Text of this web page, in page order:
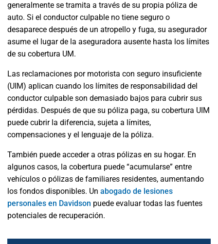
generalmente se tramita a través de su propia póliza de
auto. Si el conductor culpable no tiene seguro o
desaparece después de un atropello y fuga, su asegurador
asume el lugar de la aseguradora ausente hasta los límites
de su cobertura UM.
Las reclamaciones por motorista con seguro insuficiente
(UIM) aplican cuando los límites de responsabilidad del
conductor culpable son demasiado bajos para cubrir sus
pérdidas. Después de que su póliza paga, su cobertura UIM
puede cubrir la diferencia, sujeta a límites,
compensaciones y el lenguaje de la póliza.
También puede acceder a otras pólizas en su hogar. En
algunos casos, la cobertura puede “acumularse” entre
vehículos o pólizas de familiares residentes, aumentando
los fondos disponibles. Un abogado de lesiones
personales en Davidson puede evaluar todas las fuentes
potenciales de recuperación.